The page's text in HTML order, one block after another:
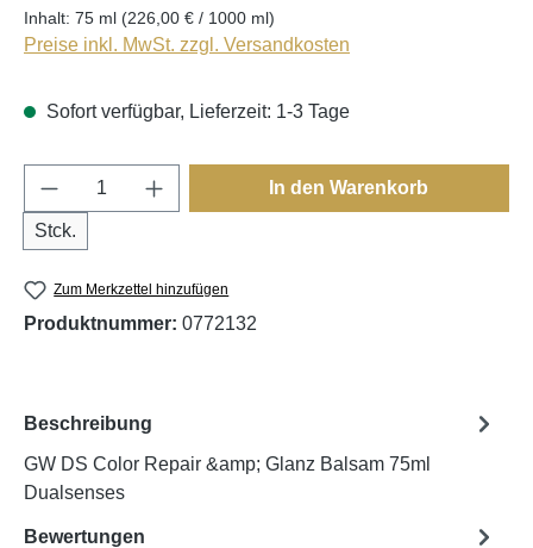
Inhalt: 75 ml (226,00 € / 1000 ml)
Preise inkl. MwSt. zzgl. Versandkosten
Sofort verfügbar, Lieferzeit: 1-3 Tage
Produkt Anzahl: Gib den gewünschten
Stck.
In den Warenkorb
Zum Merkzettel hinzufügen
Produktnummer: 0772132
Beschreibung
GW DS Color Repair &amp; Glanz Balsam 75ml
Dualsenses
Bewertungen